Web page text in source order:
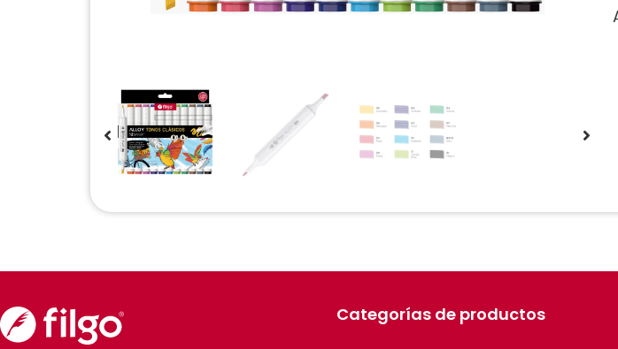
Categorías de productos